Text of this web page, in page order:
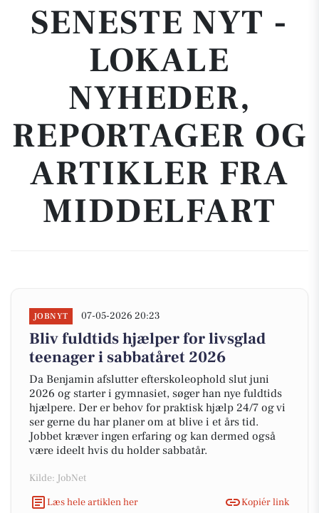
SENESTE NYT -
LOKALE
NYHEDER,
REPORTAGER OG
ARTIKLER FRA
MIDDELFART
JOBNYT 07-05-2026 20:23
Bliv fuldtids hjælper for livsglad
teenager i sabbatåret 2026
Da Benjamin afslutter efterskoleophold slut juni
2026 og starter i gymnasiet, søger han nye fuldtids
hjælpere. Der er behov for praktisk hjælp 24/7 og vi
ser gerne du har planer om at blive i et års tid.
Jobbet kræver ingen erfaring og kan dermed også
være ideelt hvis du holder sabbatår.
Kilde: JobNet
Læs hele artiklen her
Kopiér link